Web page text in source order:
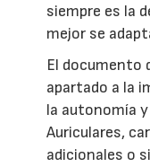
siempre es la
mejor se
El documento
apartado a la
la autonomía
Auriculares,
adicionales o